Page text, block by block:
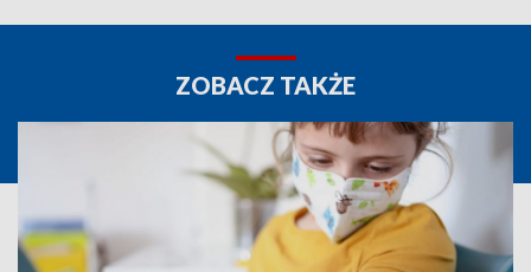
ZOBACZ TAKŻE